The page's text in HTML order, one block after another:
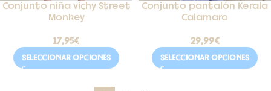
Conjunto niña vichy Street
Monkey
17,95€
SELECCIONAR OPCIONES
Conjunto pantalón Kerala
Calamaro
29,99€
SELECCIONAR OPCIONES